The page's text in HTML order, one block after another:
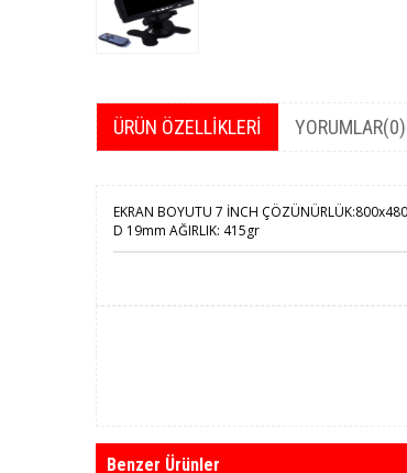
ÜRÜN ÖZELLIKLERI YORUMLAR(0)
EKRAN BOYUTU 7 İNCH
D 19mm AĞIRLIK: 415gr
Benzer Ürünler